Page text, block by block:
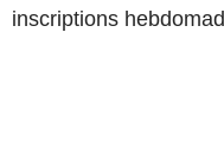
inscriptions